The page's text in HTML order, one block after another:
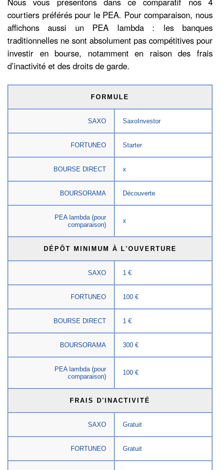
courtiers préférés pour le PEA. Pour comparaison, nous
affichons aussi un PEA lambda : les banques
traditionnelles ne sont absolument pas compétitives pour
investir en bourse, notamment en raison des frais
d’inactivité et des droits de garde.
FORMULE
SAXO SaxoInvestor
FORTUNEO Starter
BOURSE DIRECT x
BOURSORAMA Découverte
PEA lambda (pour
comparaison)
x
DÉPÔT MINIMUM À L'OUVERTURE
SAXO 1 €
FORTUNEO 100 €
BOURSE DIRECT 1 €
BOURSORAMA 300 €
PEA lambda (pour
comparaison)
100 €
FRAIS D'INACTIVITÉ
SAXO Gratuit
FORTUNEO Gratuit